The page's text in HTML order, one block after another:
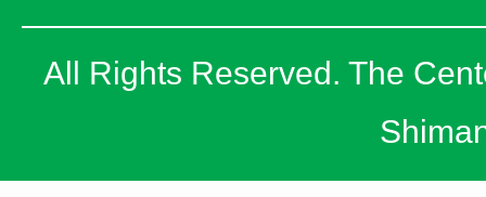
All Rights Reserved. The